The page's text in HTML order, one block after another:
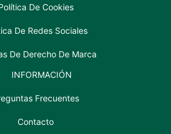
De Cookies
De Redes Sociales
De Derecho De Marca
INFORMACIÓN
Frecuentes
Contacto